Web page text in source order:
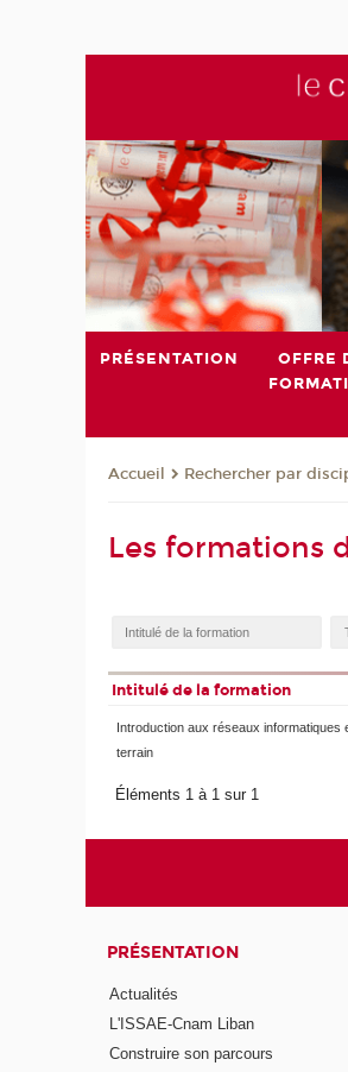
PRÉSENTATION
OFFRE
Accueil Rechercher par
Les formations
Intitulé de la formation
Introduction aux réseaux informatiques
terrain
Éléments 1 à 1 sur 1
PRÉSENTATION
Actualités
L'ISSAE-Cnam Liban
Construire son parcours